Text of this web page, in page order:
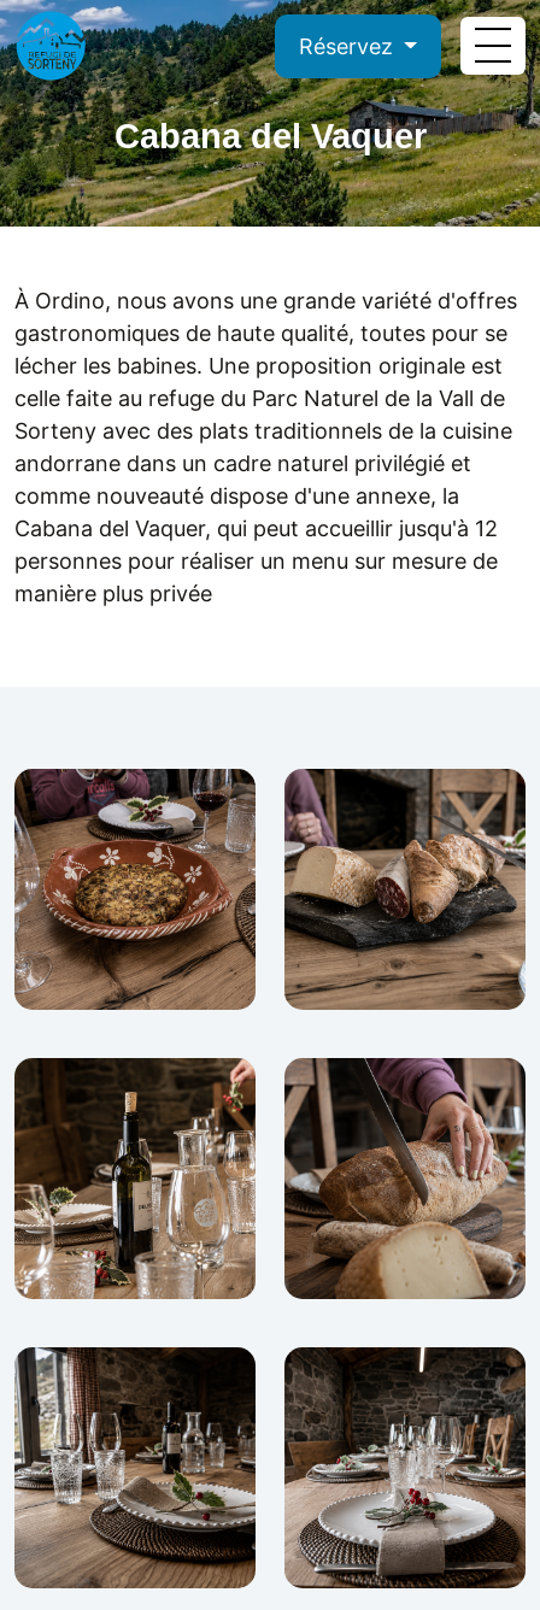
Réservez
Cabana del Vaquer
À Ordino, nous avons une grande variété d'offres
gastronomiques de haute qualité, toutes pour se
lécher les babines. Une proposition originale est
celle faite au refuge du Parc Naturel de la Vall de
Sorteny avec des plats traditionnels de la cuisine
andorrane dans un cadre naturel privilégié et
comme nouveauté dispose d'une annexe, la
Cabana del Vaquer, qui peut accueillir jusqu'à 12
personnes pour réaliser un menu sur mesure de
manière plus privée